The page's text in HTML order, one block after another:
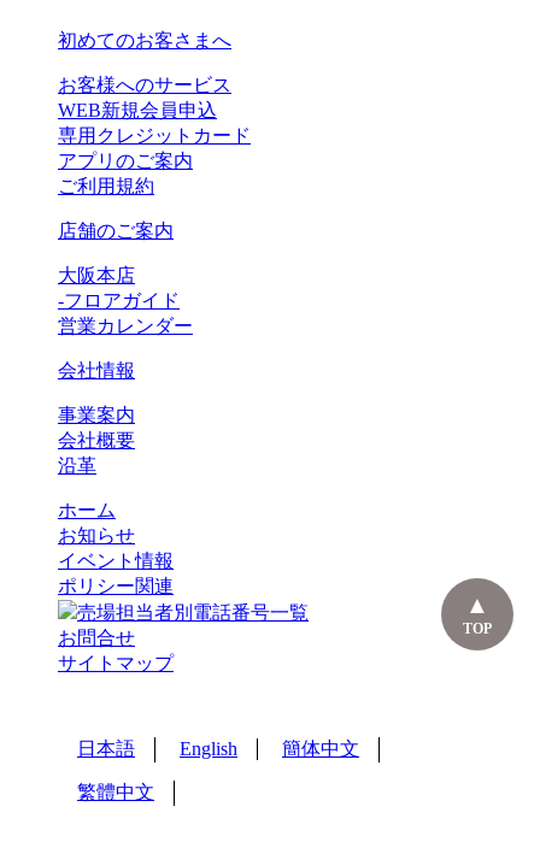
TOP
初めてのお客さまへ
お客様へのサービス
WEB新規会員申込
専用クレジットカード
アプリのご案内
ご利用規約
店舗のご案内
大阪本店
-フロアガイド
営業カレンダー
会社情報
事業案内
会社概要
沿革
ホーム
お知らせ
イベント情報
ポリシー関連
売場担当者別電話番号一覧
お問合せ
サイトマップ
日本語 English 簡体中文
繁體中文